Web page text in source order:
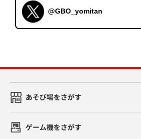
@GBO_yomitan
あそび場をさがす
ゲーム機をさがす